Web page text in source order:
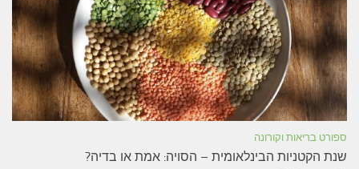
ספורט בריאות וקורונה
שנת הקטניות הבינלאומית – הסויה: אמת או בדיה?